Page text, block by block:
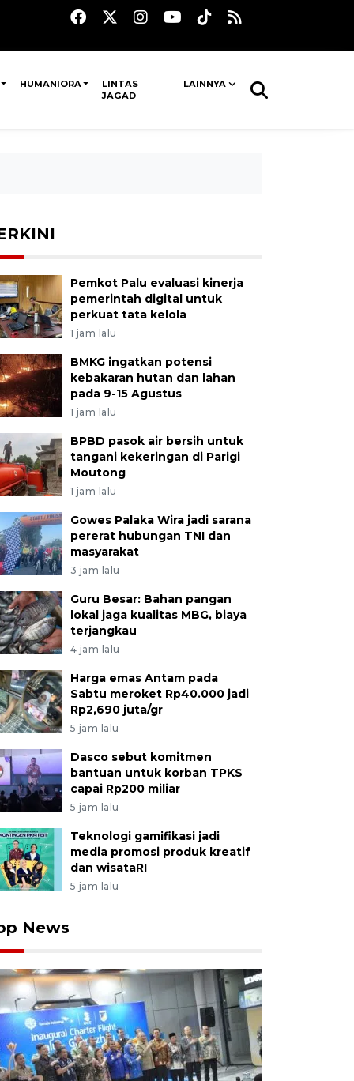
HUMANIORA
LINTAS
JAGAD
LAINNYA
Pemkot Palu evaluasi kinerja
pemerintah digital untuk
perkuat tata kelola
1 jam lalu
BMKG ingatkan potensi
kebakaran hutan dan lahan
pada 9-15 Agustus
1 jam lalu
BPBD pasok air bersih untuk
tangani kekeringan di Parigi
Moutong
1 jam lalu
Gowes Palaka Wira jadi sarana
pererat hubungan TNI dan
masyarakat
3 jam lalu
Guru Besar: Bahan pangan
lokal jaga kualitas MBG, biaya
terjangkau
4 jam lalu
Harga emas Antam pada
Sabtu meroket Rp40.000 jadi
Rp2,690 juta/gr
5 jam lalu
Dasco sebut komitmen
bantuan untuk korban TPKS
capai Rp200 miliar
5 jam lalu
Teknologi gamifikasi jadi
media promosi produk kreatif
dan wisataRI
5 jam lalu
News